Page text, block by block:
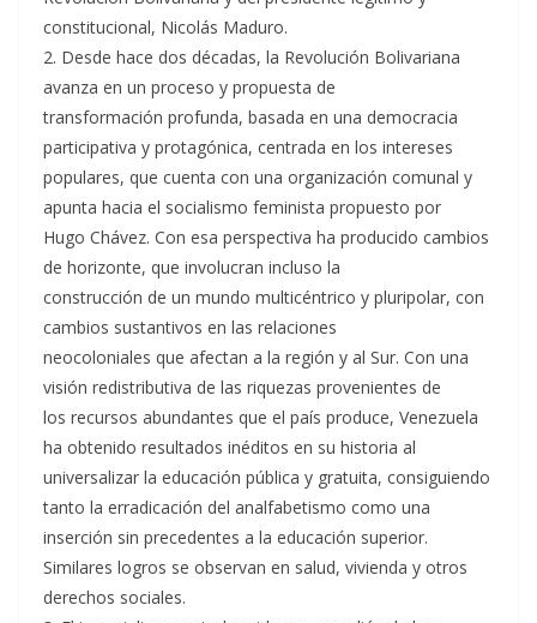
constitucional, Nicolás Maduro.
2. Desde hace dos décadas, la Revolución Bolivariana
avanza en un proceso y propuesta de
transformación profunda, basada en una democracia
participativa y protagónica, centrada en los intereses
populares, que cuenta con una organización comunal y
apunta hacia el socialismo feminista propuesto por
Hugo Chávez. Con esa perspectiva ha producido cambios
de horizonte, que involucran incluso la
construcción de un mundo multicéntrico y pluripolar, con
cambios sustantivos en las relaciones
neocoloniales que afectan a la región y al Sur. Con una
visión redistributiva de las riquezas provenientes de
los recursos abundantes que el país produce, Venezuela
ha obtenido resultados inéditos en su historia al
universalizar la educación pública y gratuita, consiguiendo
tanto la erradicación del analfabetismo como una
inserción sin precedentes a la educación superior.
Similares logros se observan en salud, vivienda y otros
derechos sociales.